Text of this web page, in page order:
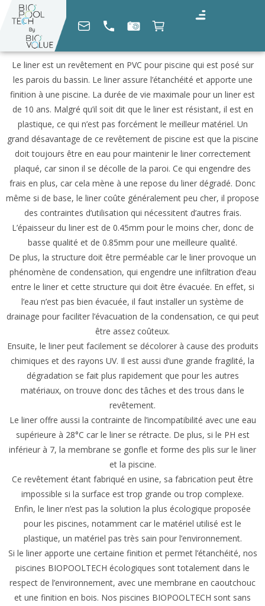
Le liner est un revêtement en PVC pour piscine qui est posé sur
les parois du bassin. Le liner assure l’étanchéité et apporte une
finition à une piscine. La durée de vie maximale pour un liner est
de 10 ans. Malgré qu’il soit dit que le liner est résistant, il est en
plastique, ce qui n’est pas forcément le meilleur matériel. Un
grand désavantage de ce revêtement de piscine est que la piscine
doit toujours être en eau pour maintenir le liner correctement
plaqué, car sinon il se décolle de la paroi. Ce qui engendre des
frais en plus, car cela mène à une repose du liner dégradé. Donc
même si de base, le liner coûte généralement peu cher, il propose
des contraintes d’utilisation qui nécessitent d’autres frais.
L’épaisseur du liner est de 0.45mm pour le moins cher, donc de
basse qualité et de 0.85mm pour une meilleure qualité.
De plus, la structure doit être perméable car le liner provoque un
phénomène de condensation, qui engendre une infiltration d’eau
entre le liner et cette structure qui doit être évacuée. En effet, si
l’eau n’est pas bien évacuée, il faut installer un système de
drainage pour faciliter l’évacuation de la condensation, ce qui peut
être assez coûteux.
Ensuite, le liner peut facilement se décolorer à cause des produits
chimiques et des rayons UV. Il est aussi d’une grande fragilité, la
dégradation se fait plus rapidement que pour les autres
matériaux, on trouve donc des tâches et des trous dans le
revêtement.
Le liner offre aussi la contrainte de l’incompatibilité avec une eau
supérieure à 28°C car le liner se rétracte. De plus, si le PH est
inférieur à 7, la membrane se gonfle et forme des plis sur le liner
et la piscine.
Ce revêtement étant fabriqué en usine, sa fabrication peut être
impossible si la surface est trop grande ou trop complexe.
Enfin, le liner n’est pas la solution la plus écologique proposée
pour les piscines, notamment car le matériel utilisé est le
plastique, un matériel pas très sain pour l’environnement.
Si le liner apporte une certaine finition et permet l’étanchéité, nos
piscines BIOPOOLTECH écologiques sont totalement dans le
respect de l’environnement, avec une membrane en caoutchouc
et une finition en bois. Nos piscines BIOPOOLTECH sont sans